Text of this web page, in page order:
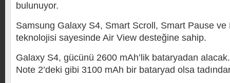
bulunuyor.
Samsung Galaxy S4, Smart Scroll, Smart Pause ve
teknolojisi sayesinde Air View desteğine sahip.
Galaxy S4, gücünü 2600 mAh’lik bataryadan
Note 2’deki gibi 3100 mAh bir bataryad olsa